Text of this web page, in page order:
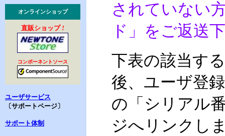
オンラインショップ
直販ショップ!
コンポーネントソース
ユーザサービス
〔サポートページ〕
サポート体制
されていない
ド」をご返送
下表の該当す
後、ユーザ登
の「シリアル
ジへリンクし